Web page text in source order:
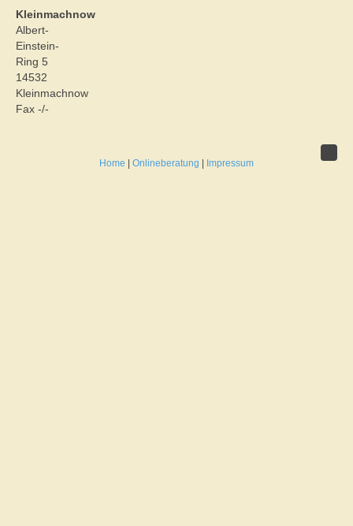
Kleinmachnow
Albert-
Einstein-
Ring 5
14532
Kleinmachnow
Fax -/-
Home Onlineberatung Impressum